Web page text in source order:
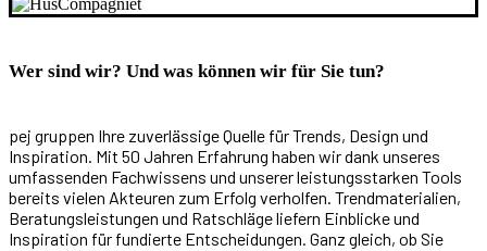
Wer sind wir? Und was können wir für Sie tun?
pej gruppen Ihre zuverlässige Quelle für Trends, Design und
Inspiration. Mit 50 Jahren Erfahrung haben wir dank unseres
umfassenden Fachwissens und unserer leistungsstarken Tools
bereits vielen Akteuren zum Erfolg verholfen. Trendmaterialien,
Beratungsleistungen und Ratschläge liefern Einblicke und
Inspiration für fundierte Entscheidungen. Ganz gleich, ob Sie